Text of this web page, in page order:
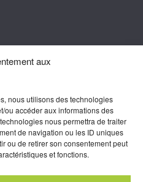
aux
nous utilisons des technologies
ou accéder aux informations des
nous permettra de traiter
de navigation ou les ID uniques
ou de retirer son consentement peut
et fonctions.